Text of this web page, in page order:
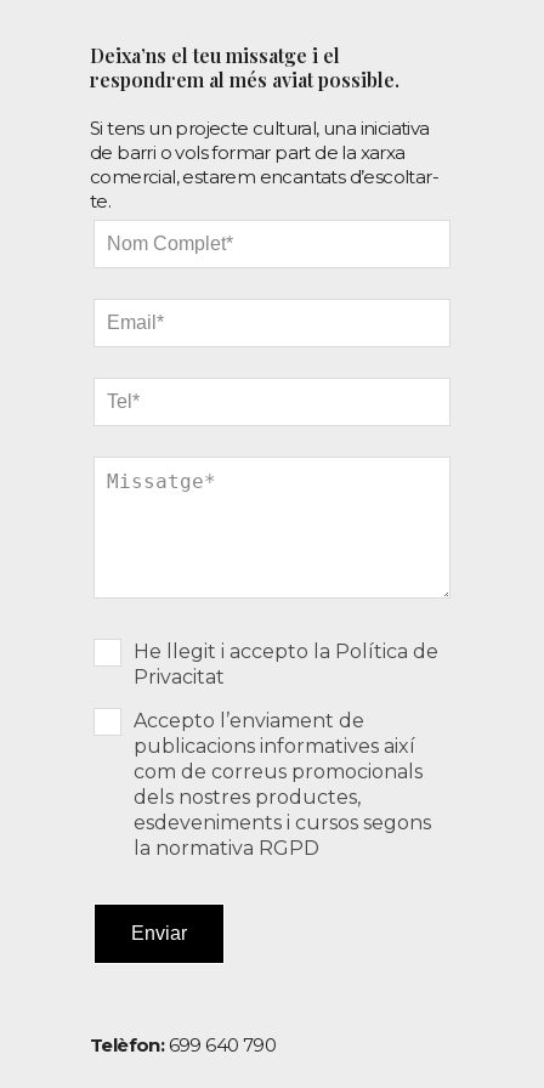
Deixa’ns el teu missatge i el
respondrem al més aviat possible.
Si tens un projecte cultural, una iniciativa
de barri o vols formar part de la xarxa
comercial, estarem encantats d’escoltar-
te.
Leave
blank
He llegit i accepto la Política de
Privacitat
Accepto l’enviament de
publicacions informatives així
com de correus promocionals
dels nostres productes,
esdeveniments i cursos segons
la normativa RGPD
Enviar
Telèfon: 699 640 790